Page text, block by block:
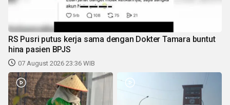
RS Pusri putus kerja sama dengan Dokter Tamara buntut
hina pasien BPJS
07 August 2026 23:36 WIB